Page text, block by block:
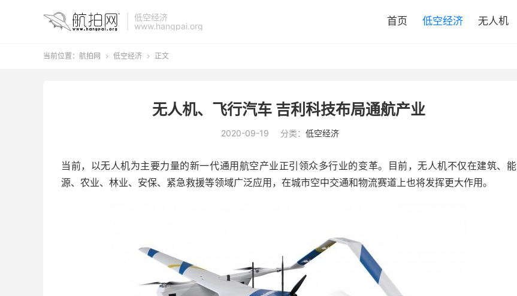
低空经济
www.hangpai.org
首页 低空经济 无人机
当前位置： 航拍网  低空经济  正文
无人机、飞行汽车 吉利科技布局通航产业
2020-09-19 分类： 低空经济
当前，以无人机为主要力量的新一代通用航空产业正引领众多行业的变革。目前，无人机不仅在建筑、能
源、农业、林业、安保、紧急救援等领域广泛应用，在城市空中交通和物流赛道上也将发挥更大作用。